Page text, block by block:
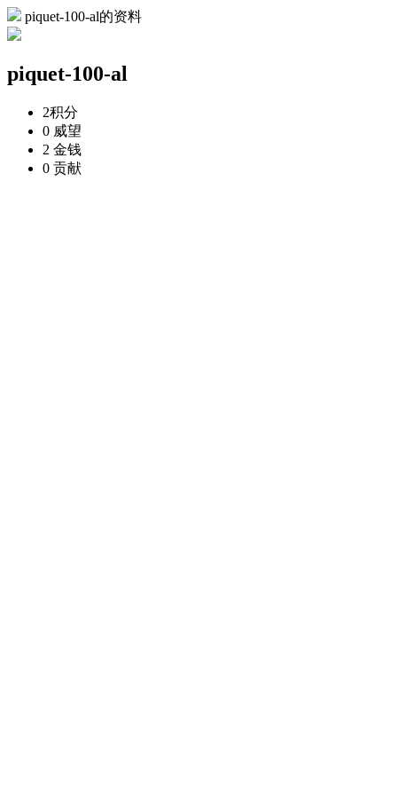
piquet-100-al的资料
piquet-100-al
2积分
0 威望
2 金钱
0 贡献